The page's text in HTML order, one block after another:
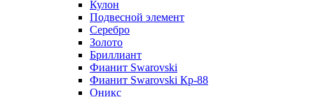
Кулон
Подвесной элемент
Серебро
Золото
Бриллиант
Фианит Swarovski
Фианит Swarovski Кр-88
Оникс